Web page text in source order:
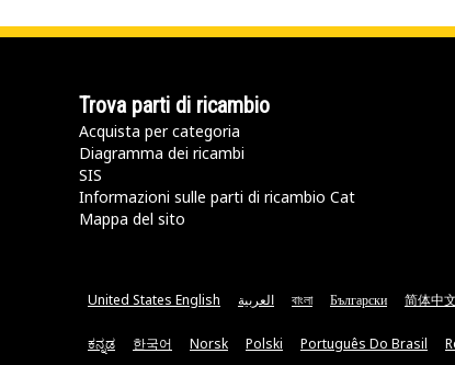
Trova parti di ricambio
Acquista per categoria
Diagramma dei ricambi
SIS
Informazioni sulle parti di ricambio Cat
Mappa del sito
United States English العربية বাংলা Български 简体中文
ಕನ್ನಡ 한국어 Norsk Polski Português Do Brasil